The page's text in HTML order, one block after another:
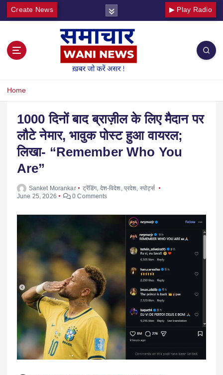
Create News ▶ Play Radio
Home
1000 दिनों बाद ब्राज़ील के लिए मैदान पर
लौटे नेमार, भावुक पोस्ट हुआ वायरल;
लिखा- “Remember Who You
Are”
Sanket Morankar ट्रेंडिंग, देश-विदेश प्रदेश स्पोर्ट्स
June 25, 2026
0 Comments